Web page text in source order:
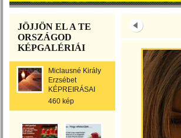
JÖJJÖN EL A TE
ORSZÁGOD
KÉPGALÉRIÁI
Miclausné Király
Erzsébet
KÉPREIRÁSAI
460 kép